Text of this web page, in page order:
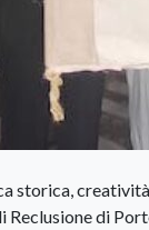
storica,
di